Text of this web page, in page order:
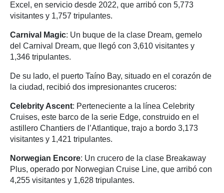
Excel, en servicio desde 2022, que arribó con 5,773
visitantes y 1,757 tripulantes.
Carnival Magic: Un buque de la clase Dream, gemelo
del Carnival Dream, que llegó con 3,610 visitantes y
1,346 tripulantes.
De su lado, el puerto Taíno Bay, situado en el corazón de
la ciudad, recibió dos impresionantes cruceros:
Celebrity Ascent: Perteneciente a la línea Celebrity
Cruises, este barco de la serie Edge, construido en el
astillero Chantiers de l’Atlantique, trajo a bordo 3,173
visitantes y 1,421 tripulantes.
Norwegian Encore: Un crucero de la clase Breakaway
Plus, operado por Norwegian Cruise Line, que arribó con
4,255 visitantes y 1,628 tripulantes.